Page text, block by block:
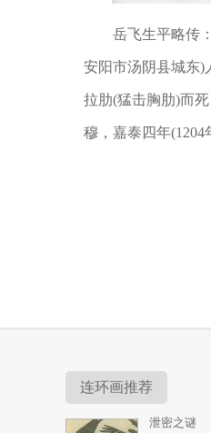
岳飞生平略传
安阳市汤阴县城东)
拉肋(猛击胸肋)而
穆，嘉泰四年
连环画推荐
泄密之谜